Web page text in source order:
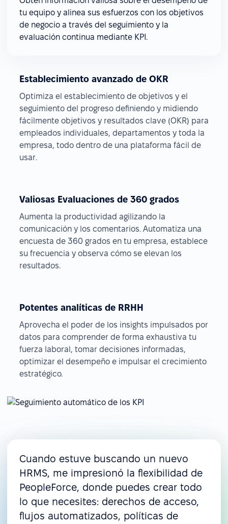
tu equipo y alinea sus esfuerzos con los objetivos
de negocio a través del seguimiento y la
evaluación continua mediante KPI.
Establecimiento avanzado de OKR
Optimiza el establecimiento de objetivos y el
seguimiento del progreso definiendo y midiendo
fácilmente objetivos y resultados clave (OKR) para
empleados individuales, departamentos y toda la
empresa, todo dentro de una plataforma fácil de
usar.
Valiosas Evaluaciones de 360 grados
Aumenta la productividad agilizando la
comunicación y los comentarios. Automatiza una
encuesta de 360 grados en tu empresa, establece
su frecuencia y observa cómo se elevan los
resultados.
Potentes analíticas de RRHH
Aprovecha el poder de los insights impulsados por
datos para comprender de forma exhaustiva tu
fuerza laboral, tomar decisiones informadas,
optimizar el desempeño e impulsar el crecimiento
estratégico.
Cuando estuve buscando un nuevo
HRMS, me impresionó la flexibilidad de
PeopleForce, donde puedes crear todo
lo que necesites: derechos de acceso,
flujos automatizados, políticas de